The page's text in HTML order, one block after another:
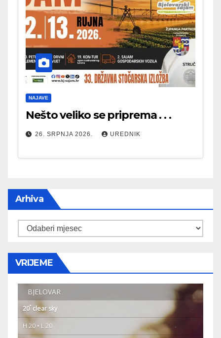
NAJAVE
Nešto veliko se priprema . . .
26. SRPNJA 2026. UREDNIK
Arhiva
Arhiva
VRIJEME
BJELOVAR
20° clear sky
H 20 • L 20